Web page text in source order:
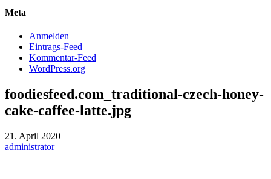
Meta
Anmelden
Eintrags-Feed
Kommentar-Feed
WordPress.org
foodiesfeed.com_traditional-czech-honey-
cake-caffee-latte.jpg
21. April 2020
administrator